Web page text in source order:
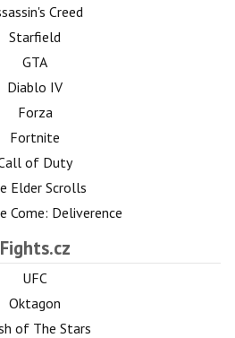
Creed
Starfield
GTA
Diablo IV
Forza
Fortnite
of Duty
Elder Scrolls
Come: Deliverence
Fights.cz
UFC
Oktagon
of The Stars